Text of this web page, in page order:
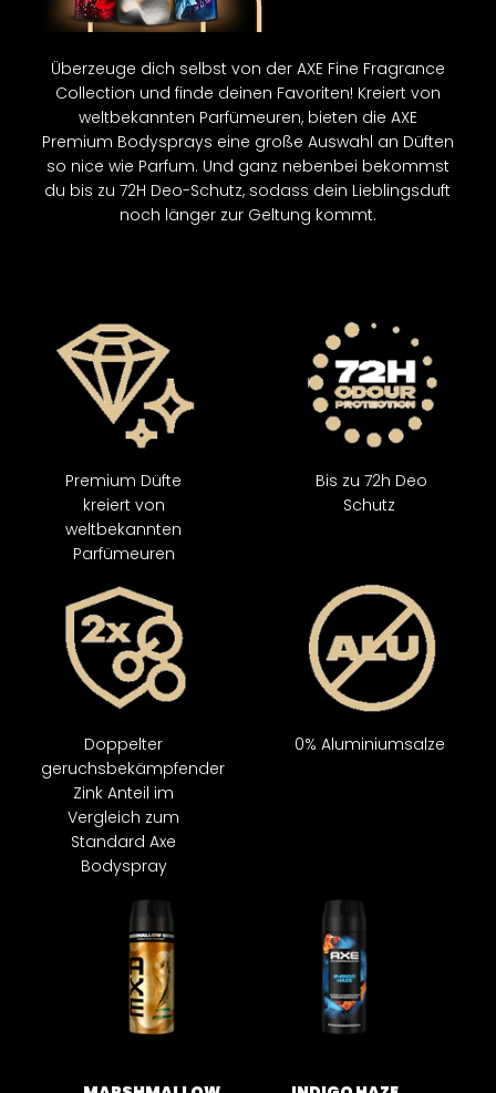
Überzeuge dich selbst von der AXE Fine Fragrance
Collection und finde deinen Favoriten! Kreiert von
weltbekannten Parfümeuren, bieten die AXE
Premium Bodysprays eine große Auswahl an Düften
so nice wie Parfum. Und ganz nebenbei bekommst
du bis zu 72H Deo-Schutz, sodass dein Lieblingsduft
noch länger zur Geltung kommt.​
Premium Düfte
kreiert von
weltbekannten
Parfümeuren
Bis zu 72h Deo
Schutz
Doppelter
geruchsbekämpfender
Zink Anteil im
Vergleich zum
Standard Axe
Bodyspray
0% Aluminiumsalze